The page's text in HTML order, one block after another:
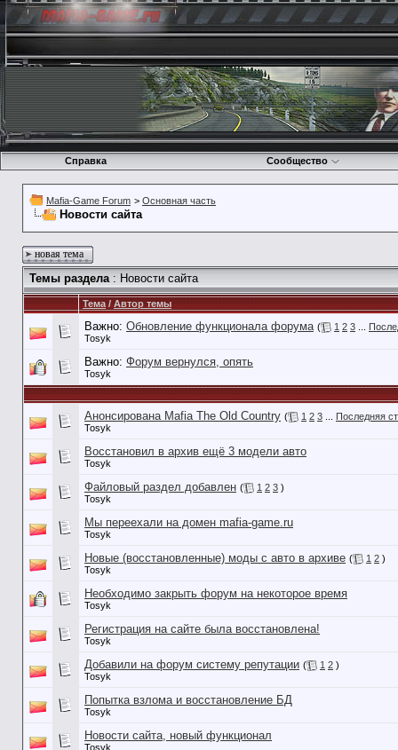
Справка Сообщество
Mafia-Game Forum > Основная часть
Новости сайта
новая тема
Темы раздела: Новости сайта
Тема/Автор темы
Важно: Обновление функционала форума ( 1 2 3
Tosyk
Важно: Форум вернулся, опять
Tosyk
Анонсирована Mafia The Old Country ( 1 2 3
Последняя
Tosyk
Восстановил в архив ещё 3 модели авто
Tosyk
Файловый раздел добавлен ( 1 2 3 )
Tosyk
Мы переехали на домен mafia-game.ru
Tosyk
Новые (восстановленные) моды с авто в архиве ( 1 2 )
Tosyk
Необходимо закрыть форум на некоторое время
Tosyk
Регистрация на сайте была восстановлена!
Tosyk
Добавили на форум систему репутации ( 1 2 )
Tosyk
Попытка взлома и восстановление БД
Tosyk
Новости сайта, новый функционал
Tosyk